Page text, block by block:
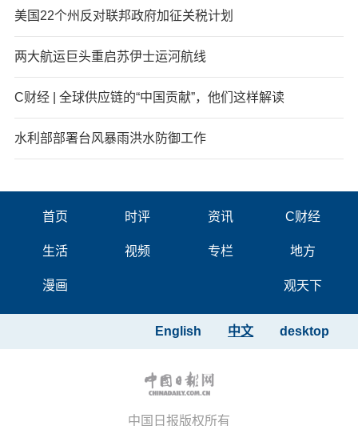
美国22个州反对联邦政府加征关税计划
两大航运巨头重启苏伊士运河航线
C财经 | 全球供应链的“中国贡献”，他们这样解读
水利部部署台风暴雨洪水防御工作
首页 时评 资讯 C财经
生活 视频 专栏 地方
漫画 观天下
desktop
中文
English
中国日报版权所有